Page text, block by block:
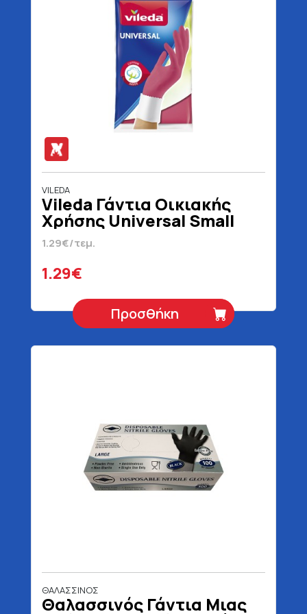
VILEDA
Vileda Γάντια Οικιακής
Χρήσης Universal Small
1.29€/τεμ.
1.29€
Προσθήκη
ΘΑΛΑΣΣΙΝΟΣ
Θαλασσινός Γάντια Μιας